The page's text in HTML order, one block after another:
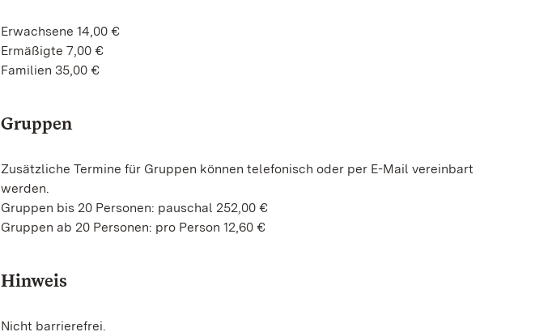
Erwachsene 14,00 €
Ermäßigte 7,00 €
Familien 35,00 €
Gruppen
Zusätzliche Termine für Gruppen können telefonisch oder per E-Mail vereinbart
werden.
Gruppen bis 20 Personen: pauschal 252,00 €
Gruppen ab 20 Personen: pro Person 12,60 €
Hinweis
Nicht barrierefrei.